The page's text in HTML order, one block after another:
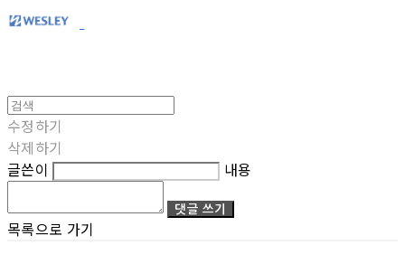
수정하기
삭제하기
글쓴이
내용
댓글 쓰기
목록으로 가기